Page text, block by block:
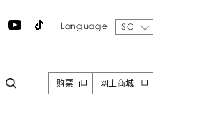
Language SC
购票 网上商城